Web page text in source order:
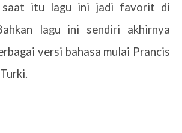
saat itu lagu ini jadi favorit di
lagu ini sendiri akhirnya
versi bahasa mulai Prancis